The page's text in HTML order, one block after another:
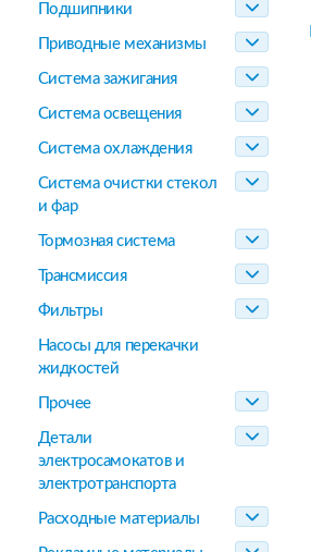
Подшипники
Приводные механизмы
Система зажигания
Система освещения
Система охлаждения
Система очистки стекол
и фар
Тормозная система
Трансмиссия
Фильтры
Насосы для перекачки
жидкостей
Прочее
Детали
электросамокатов и
электротранспорта
Расходные материалы